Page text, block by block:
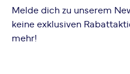
Melde dich zu unserem
keine exklusiven
mehr!